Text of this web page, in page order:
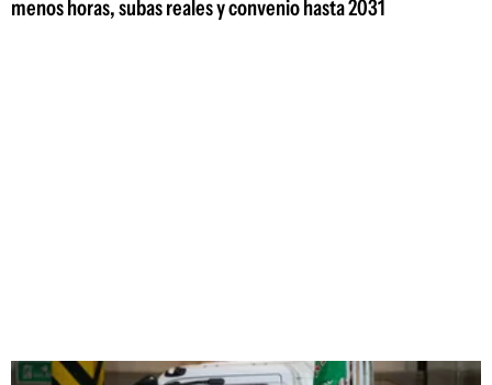
menos horas, subas reales y convenio hasta 2031